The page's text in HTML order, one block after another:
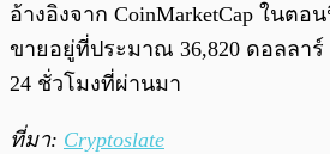
อ้างอิงจาก CoinMarketCap ในตอ
ขายอยู่ที่ประมาณ 36,820 ดอลลาร์
24 ชั่วโมงที่ผ่านมา
ที่มา: Cryptoslate